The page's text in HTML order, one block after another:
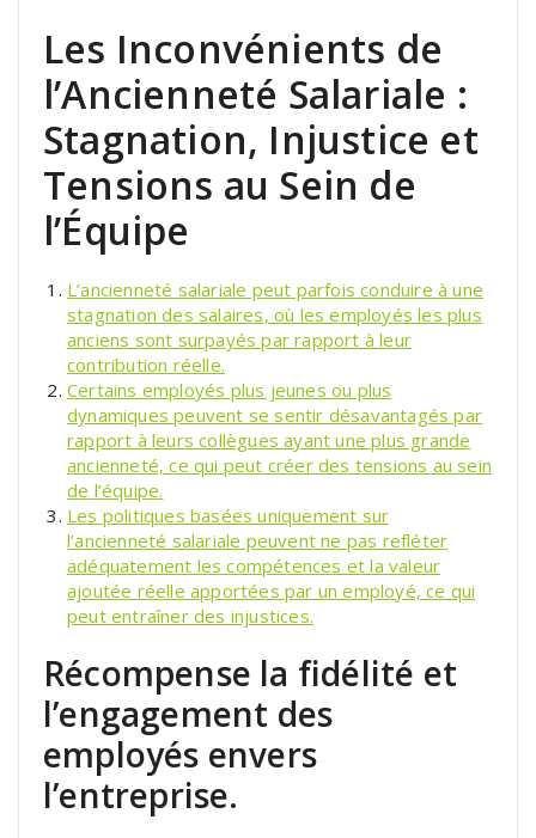
Les Inconvénients de
l’Ancienneté Salariale :
Stagnation, Injustice et
Tensions au Sein de
l’Équipe
L’ancienneté salariale peut parfois conduire à une
stagnation des salaires, où les employés les plus
anciens sont surpayés par rapport à leur
contribution réelle.
Certains employés plus jeunes ou plus
dynamiques peuvent se sentir désavantagés par
rapport à leurs collègues ayant une plus grande
ancienneté, ce qui peut créer des tensions au sein
de l’équipe.
Les politiques basées uniquement sur
l’ancienneté salariale peuvent ne pas refléter
adéquatement les compétences et la valeur
ajoutée réelle apportées par un employé, ce qui
peut entraîner des injustices.
Récompense la fidélité et
l’engagement des
employés envers
l’entreprise.